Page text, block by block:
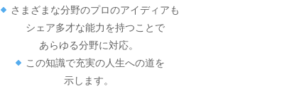
さまざまな分野のプロのアイディアも
シェア多才な能力を持つことで
あらゆる分野に対応。
この知識で充実の人生への道を
示します。